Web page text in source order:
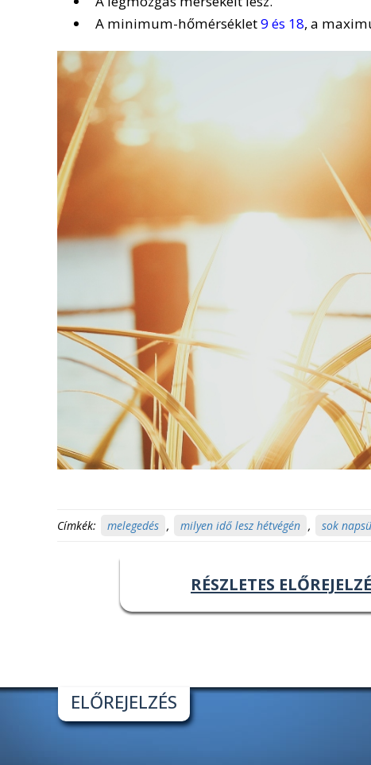
A minimum-hőmérséklet9 és 18, a
Címkék: melegedés , milyen idő lesz hétvégén , sok
RÉSZLETES
ELŐREJELZÉS